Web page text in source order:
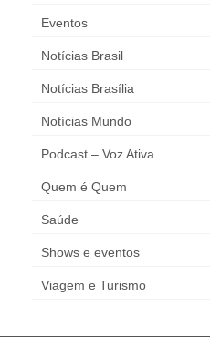
Eventos
Notícias Brasil
Notícias Brasília
Notícias Mundo
Podcast – Voz Ativa
Quem é Quem
Saúde
Shows e eventos
Viagem e Turismo